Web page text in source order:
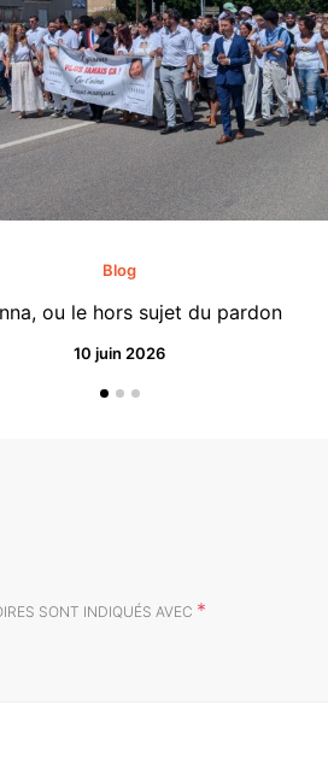
Blog
ou le hors sujet du pardon
10 juin 2026
SONT INDIQUÉS AVEC *